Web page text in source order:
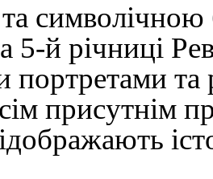
символічною
5-й річниці
портретами
присутнім